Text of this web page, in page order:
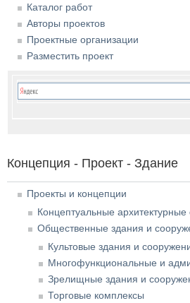
Каталог работ
Авторы проектов
Проектные организации
Разместить проект
Концепция - Проект - Здание
Проекты и концепции
Концептуальные архитектурные
Общественные здания и
Культовые здания и
Многофункциональные и
Зрелищные здания и
Торговые комплексы